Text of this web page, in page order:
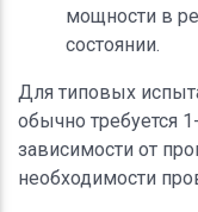
мощности в
состоянии.
Для типовых
обычно требуется
зависимости от
необходимости